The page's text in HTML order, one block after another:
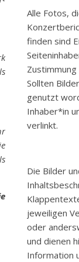
Alle Fotos,
finden sind
Sollten
genutzt
Inhaber*in
verlinkt.
Die Bilder
jeweiligen
oder
und dienen
Information